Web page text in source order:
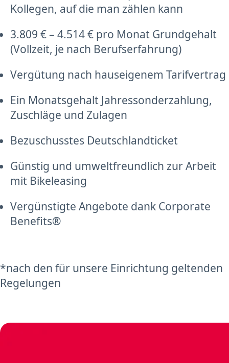
Kollegen, auf die man zählen kann
3.809 € – 4.514 € pro Monat Grundgehalt
(Vollzeit, je nach Berufserfahrung)
Vergütung nach hauseigenem Tarifvertrag
Ein Monatsgehalt Jahressonderzahlung,
Zuschläge und Zulagen
Bezuschusstes Deutschlandticket
Günstig und umweltfreundlich zur Arbeit
mit Bikeleasing
Vergünstigte Angebote dank Corporate
Benefits®
*nach den für unsere Einrichtung geltenden
Regelungen